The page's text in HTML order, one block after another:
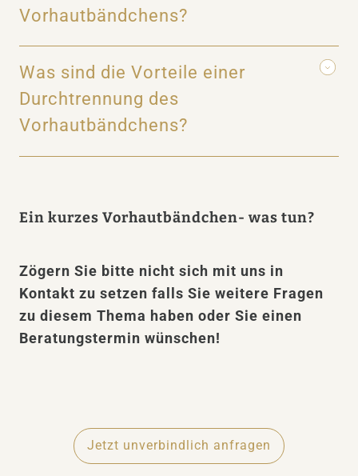
Vorhautbändchens?
Was sind die Vorteile einer
Durchtrennung des
Vorhautbändchens?
Ein kurzes Vorhautbändchen- was tun?
Zögern Sie bitte nicht sich mit uns in
Kontakt zu setzen falls Sie weitere Fragen
zu diesem Thema haben oder Sie einen
Beratungstermin wünschen!
Jetzt unverbindlich anfragen